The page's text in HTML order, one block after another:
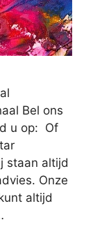
Bel ons
u op: Of
staan altijd
Onze
altijd